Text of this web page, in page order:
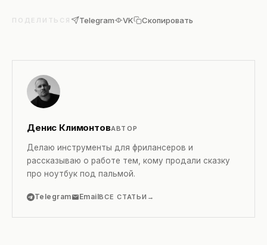
ПОДЕЛИТЬСЯ Telegram VK Скопировать
Денис КлимонтовАВТОР
Делаю инструменты для фрилансеров и
рассказываю о работе тем, кому продали сказку
про ноутбук под пальмой.
Telegram EmailВСЕ СТАТЬИ